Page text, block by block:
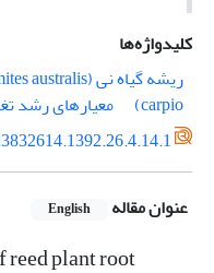
کلیدواژه‌ها
ریشه گیاه نی (Phragmites australis)
carpio)
معیارهای رشد
عنوان مقاله English
plant root